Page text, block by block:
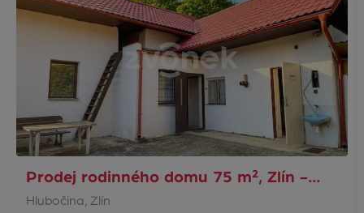
Prodej rodinného domu 75 m², Zlín -…
Hlubočina, Zlín